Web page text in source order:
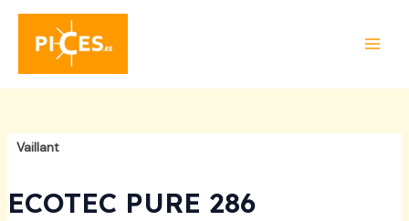
contenido
Vaillant
Link to Vaillant product collection.
ECOTEC PURE 286